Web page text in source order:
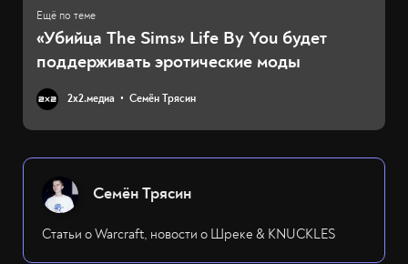
«Убийца The Sims» Life By You будет
поддерживать эротические моды
2х2.медиа Семён Трясин
Семён Трясин
Статьи о Warcraft, новости о Шреке & KNUCKLES